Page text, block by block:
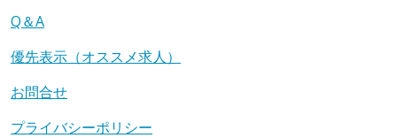
Q＆A
優先表示（オススメ求人）
お問合せ
プライバシーポリシー